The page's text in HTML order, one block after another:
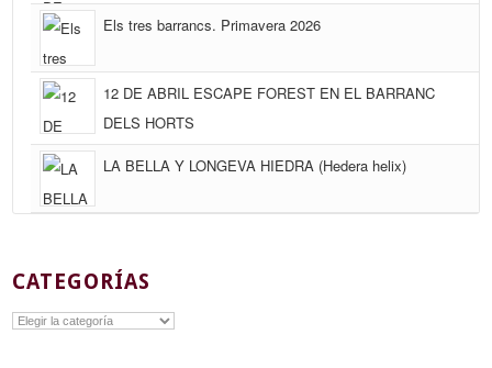
Els tres barrancs. Primavera 2026
12 DE ABRIL ESCAPE FOREST EN EL BARRANC
DELS HORTS
LA BELLA Y LONGEVA HIEDRA (Hedera helix)
CATEGORÍAS
Categorías